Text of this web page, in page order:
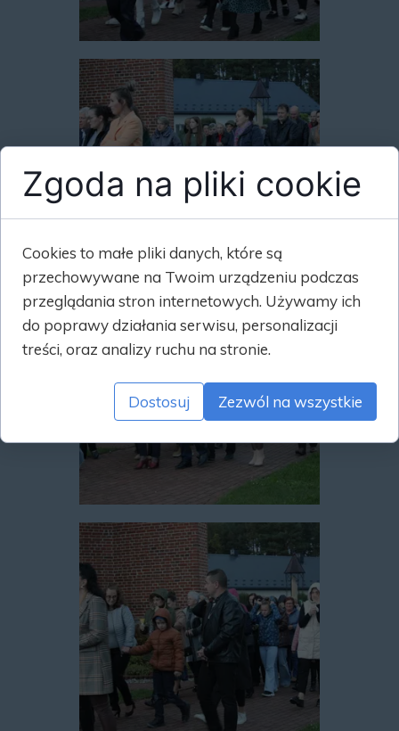
Zgoda na pliki cookie
Cookies to małe pliki danych, które są
przechowywane na Twoim urządzeniu podczas
przeglądania stron internetowych. Używamy ich
do poprawy działania serwisu, personalizacji
treści, oraz analizy ruchu na stronie.
Dostosuj Zezwól na wszystkie